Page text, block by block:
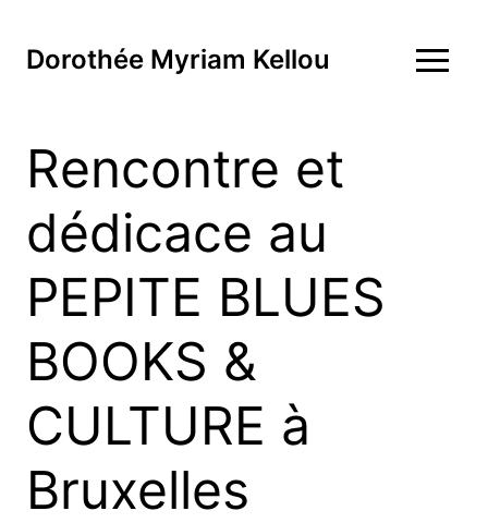
Dorothée Myriam Kellou
Rencontre et
dédicace au
PEPITE BLUES
BOOKS &
CULTURE à
Bruxelles